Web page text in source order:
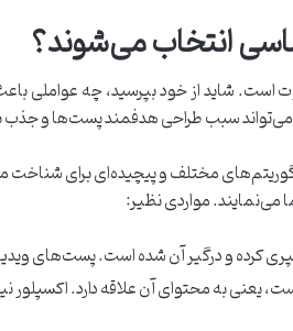
انتخاب می‌شوند؟
است. شاید از خود بپرسید، چه
می‌تواند سبب طراحی هدفمند پست‌ها و
مختلف و پیچیده‌ای برای
مواردی نظیر:
کرده و درگیر آن شده است. پست‌های
یعنی به محتوای آن علاقه دارد.